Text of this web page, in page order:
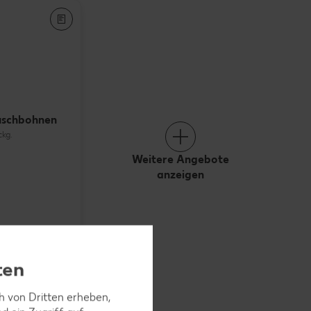
Weitere Angebote
anzeigen
von Dritten erheben,